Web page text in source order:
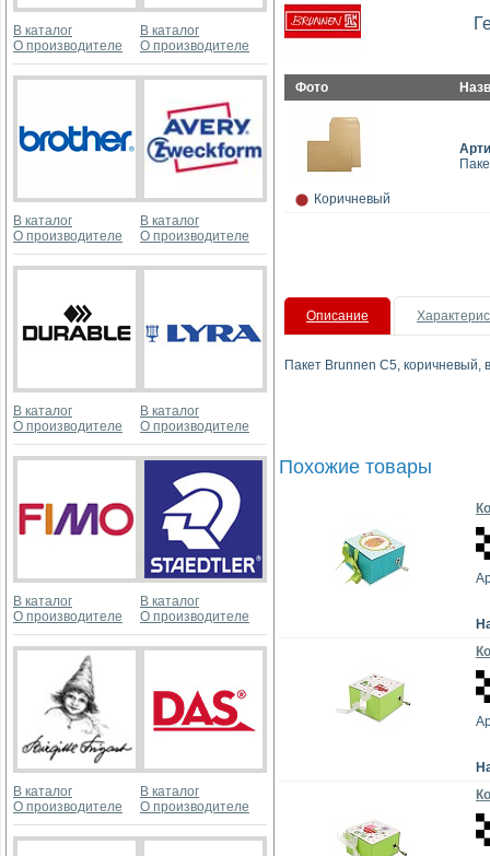
В каталог
О производителе
В каталог
О производителе
В каталог
О производителе
В каталог
О производителе
В каталог
О производителе
В каталог
О производителе
В каталог
О производителе
В каталог
О производителе
В каталог
О производителе
В каталог
О производителе
Фото
Коричневый
Описание
Пакет Brunnen С5, коричневый,
Похожие товары